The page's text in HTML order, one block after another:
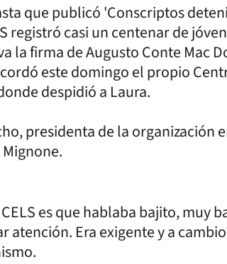
que publicó 'Conscriptos
registró casi un centenar de
la firma de Augusto Conte Mac
este domingo el propio
despidió a Laura.
presidenta de la organización
es que hablaba bajito, muy
atención. Era exigente y a